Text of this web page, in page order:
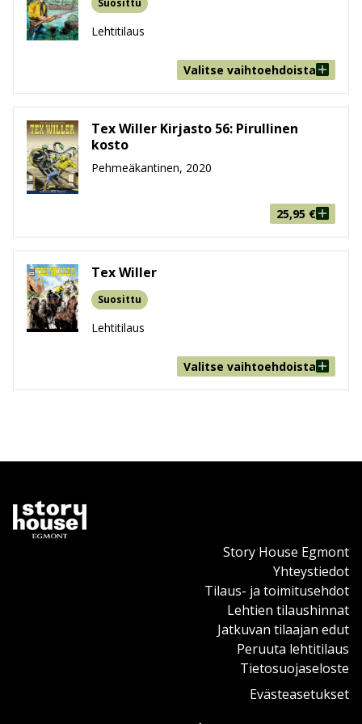
Suosittu
Lehtitilaus
Valitse vaihtoehdoista
Tex Willer Kirjasto 56: Pirullinen
kosto
Pehmeäkantinen, 2020
25,95 €
Tex Willer
Suosittu
Lehtitilaus
Valitse vaihtoehdoista
Story House Egmont
Yhteystiedot
Tilaus- ja toimitusehdot
Lehtien tilaushinnat
Jatkuvan tilaajan edut
Peruuta lehtitilaus
Tietosuojaseloste
Evästeasetukset